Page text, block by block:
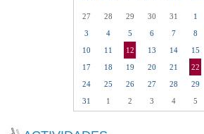
27 28 29 30 31 1
3
4 5 6 7 8
10 11 12 13 14 15
17
18 19 20 21 22
24
25 26 27 28 29
31
1 2 3 4 5